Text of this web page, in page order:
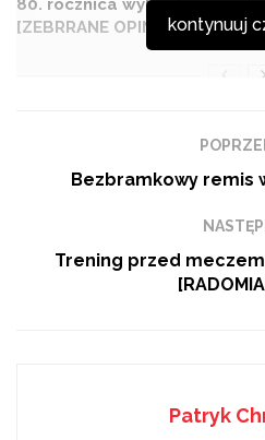
80. rocznica wybuchu
[ZEBRRANE OPINIE]
Dziś zapytaliśmy
poradzili sobie z
kontynuuj
Bezbramkowy remis
Trening przed
Patryk